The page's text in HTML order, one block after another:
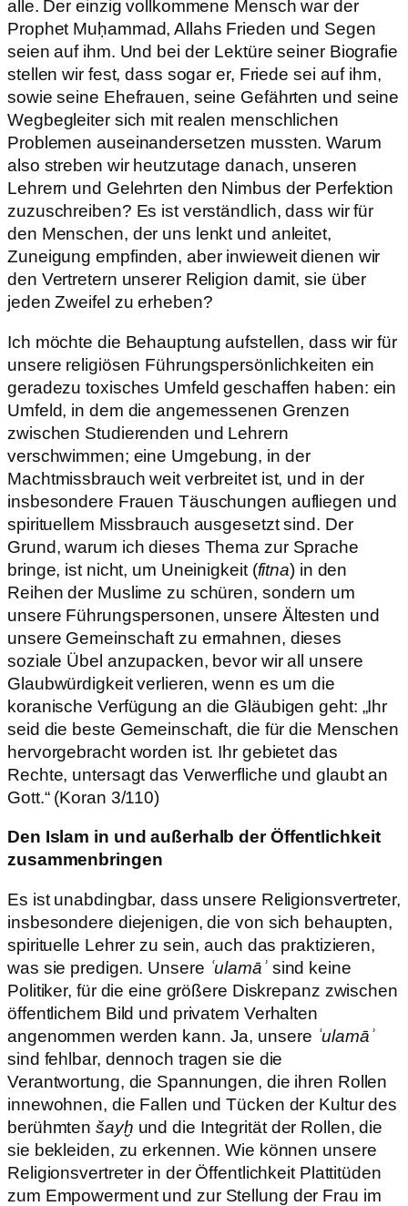
alle. Der einzig vollkommene Mensch war der
Prophet Muḥammad, Allahs Frieden und Segen
seien auf ihm. Und bei der Lektüre seiner Biografie
stellen wir fest, dass sogar er, Friede sei auf ihm,
sowie seine Ehefrauen, seine Gefährten und seine
Wegbegleiter sich mit realen menschlichen
Problemen auseinandersetzen mussten. Warum
also streben wir heutzutage danach, unseren
Lehrern und Gelehrten den Nimbus der Perfektion
zuzuschreiben? Es ist verständlich, dass wir für
den Menschen, der uns lenkt und anleitet,
Zuneigung empfinden, aber inwieweit dienen wir
den Vertretern unserer Religion damit, sie über
jeden Zweifel zu erheben?
Ich möchte die Behauptung aufstellen, dass wir für
unsere religiösen Führungspersönlichkeiten ein
geradezu toxisches Umfeld geschaffen haben: ein
Umfeld, in dem die angemessenen Grenzen
zwischen Studierenden und Lehrern
verschwimmen; eine Umgebung, in der
Machtmissbrauch weit verbreitet ist, und in der
insbesondere Frauen Täuschungen aufliegen und
spirituellem Missbrauch ausgesetzt sind. Der
Grund, warum ich dieses Thema zur Sprache
bringe, ist nicht, um Uneinigkeit (fitna) in den
Reihen der Muslime zu schüren, sondern um
unsere Führungspersonen, unsere Ältesten und
unsere Gemeinschaft zu ermahnen, dieses
soziale Übel anzupacken, bevor wir all unsere
Glaubwürdigkeit verlieren, wenn es um die
koranische Verfügung an die Gläubigen geht: „Ihr
seid die beste Gemeinschaft, die für die Menschen
hervorgebracht worden ist. Ihr gebietet das
Rechte, untersagt das Verwerfliche und glaubt an
Gott.“ (Koran 3/110)
Den Islam in und außerhalb der Öffentlichkeit
zusammenbringen
Es ist unabdingbar, dass unsere Religionsvertreter,
insbesondere diejenigen, die von sich behaupten,
spirituelle Lehrer zu sein, auch das praktizieren,
was sie predigen. Unsere ʿulamāʾ sind keine
Politiker, für die eine größere Diskrepanz zwischen
öffentlichem Bild und privatem Verhalten
angenommen werden kann. Ja, unsere ʿulamāʾ
sind fehlbar, dennoch tragen sie die
Verantwortung, die Spannungen, die ihren Rollen
innewohnen, die Fallen und Tücken der Kultur des
berühmtenšayḫ und die Integrität der Rollen, die
sie bekleiden, zu erkennen. Wie können unsere
Religionsvertreter in der Öffentlichkeit Plattitüden
zum Empowerment und zur Stellung der Frau im